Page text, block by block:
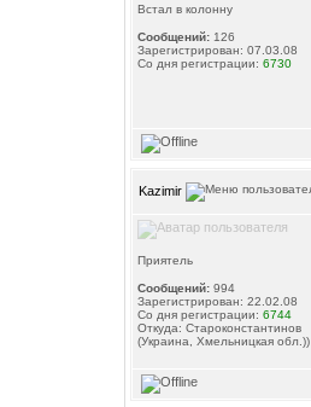
Встал в колонну
Сообщений: 126
Зарегистрирован: 07.03.08
Со дня регистрации: 6730
Kazimir
Приятель
Сообщений: 994
Зарегистрирован: 22.02.08
Со дня регистрации: 6744
Откуда: Староконстантинов
(Украина, Хмельницкая обл.))